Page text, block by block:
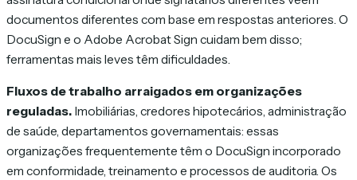
documentos diferentes com base em respostas anteriores. O
DocuSign e o Adobe Acrobat Sign cuidam bem disso;
ferramentas mais leves têm dificuldades.
Fluxos de trabalho arraigados em organizações
reguladas. Imobiliárias, credores hipotecários, administração
de saúde, departamentos governamentais: essas
organizações frequentemente têm o DocuSign incorporado
em conformidade, treinamento e processos de auditoria. Os